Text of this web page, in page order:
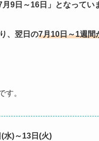
9日～16日」となってい
、翌日の7月10日～1週間
す。
水)～13日(火)